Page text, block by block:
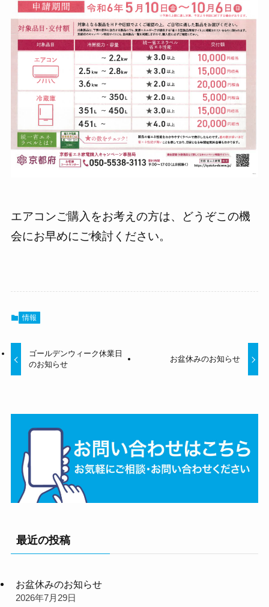
エアコンご購入をお考えの方は、どうぞこの機
会にお早めにご検討ください。
情報
ゴールデンウィーク休業日
のお知らせ
お盆休みのお知らせ
最近の投稿
お盆休みのお知らせ
2026年7月29日